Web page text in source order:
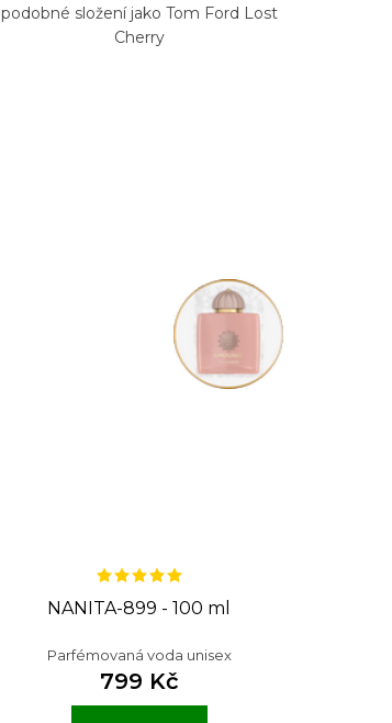
podobné složení jako Tom Ford Lost
Cherry
NANITA-899 - 100 ml
Parfémovaná voda unisex
799 Kč